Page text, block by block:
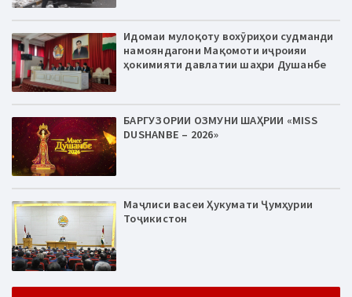
Идомаи мулоқоту вохӯриҳои судманди
намояндагони Мақомоти иҷроияи
ҳокимияти давлатии шаҳри Душанбе
БАРГУЗОРИИ ОЗМУНИ ШАҲРИИ «MISS
DUSHANBE – 2026»
Маҷлиси васеи Ҳукумати Ҷумҳурии
Тоҷикистон